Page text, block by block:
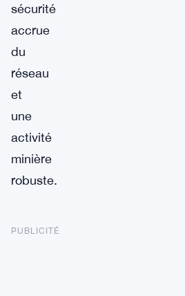
sécurité
accrue
du
réseau
et
une
activité
minière
robuste.
PUBLICITÉ